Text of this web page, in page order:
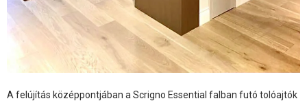
A felújítás középpontjában a Scrigno Essential falban futó tolóajtók